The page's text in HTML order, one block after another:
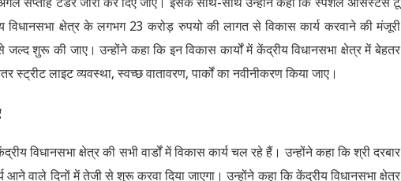
क्षेत्र के लगभग 23 करोड़ रुपयो की लागत से विकास कार्य करवाने की मंजूरी
शुरू की जाए। उन्होंने कहा कि इन विकास कार्यों में केंद्रीय विधानसभा क्षेत्र में बेहतर
स्ट्रीट लाइट व्यवस्था, स्वच्छ वातावरण, पार्कों का नवीनीकरण किया जाए।
विधानसभा क्षेत्र की सभी वार्डों में विकास कार्य चल रहे हैं। उन्होंने कहा कि श्री दरबार
आने वाले दिनों में तेजी से शुरू करवा दिया जाएगा। उन्होंने कहा कि केंद्रीय विधानसभा क्षेत्र